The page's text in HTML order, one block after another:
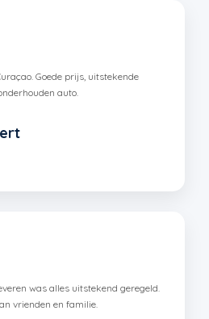
Goede prijs, uitstekende
auto.
was alles uitstekend geregeld.
vrienden en familie.